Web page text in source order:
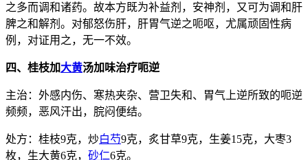
之多而调和诸药。故本方既为补益剂，安神剂，又可为调和肝
脾之和解剂。对郁怒伤肝，肝胃气逆之呃呕，尤属顽固性病
例，对证用之，无一不效。
四、桂枝加大黄汤加味治疗呃逆
主治：外感内伤、寒热夹杂、营卫失和、胃气上逆所致的呃逆
频频，恶风汗出，脘闷便结。
处方：桂枝9克，炒白芍9克，炙甘草9克，生姜15克，大枣3
枚，生大黄6克， 砂仁6克。